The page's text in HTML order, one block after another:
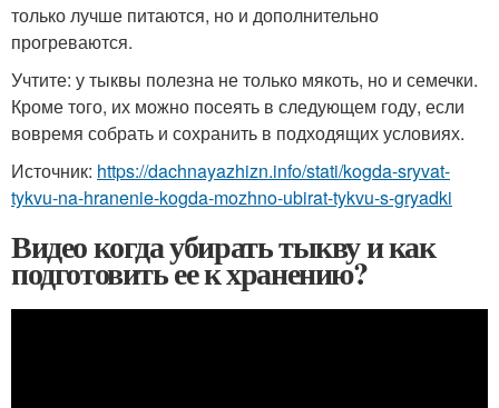
только лучше питаются, но и дополнительно
прогреваются.
Учтите: у тыквы полезна не только мякоть, но и семечки.
Кроме того, их можно посеять в следующем году, если
вовремя собрать и сохранить в подходящих условиях.
Источник: https://dachnayazhizn.info/stati/kogda-sryvat-
tykvu-na-hranenie-kogda-mozhno-ubirat-tykvu-s-gryadki
Видео когда убирать тыкву и как
подготовить ее к хранению?